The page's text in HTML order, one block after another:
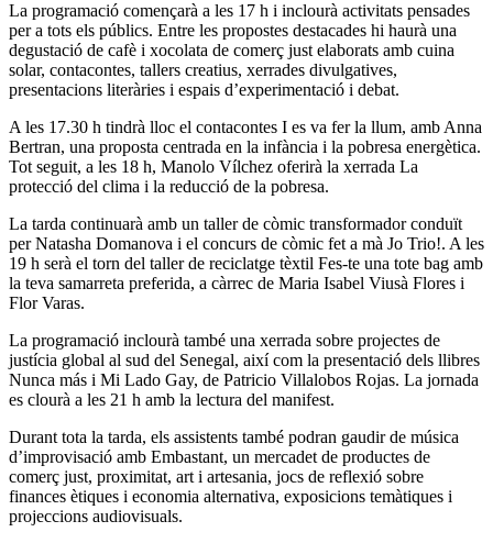
La programació començarà a les 17 h i inclourà activitats pensades
per a tots els públics. Entre les propostes destacades hi haurà una
degustació de cafè i xocolata de comerç just elaborats amb cuina
solar, contacontes, tallers creatius, xerrades divulgatives,
presentacions literàries i espais d’experimentació i debat.
A les 17.30 h tindrà lloc el contacontes I es va fer la llum, amb Anna
Bertran, una proposta centrada en la infància i la pobresa energètica.
Tot seguit, a les 18 h, Manolo Vílchez oferirà la xerrada La
protecció del clima i la reducció de la pobresa.
La tarda continuarà amb un taller de còmic transformador conduït
per Natasha Domanova i el concurs de còmic fet a mà Jo Trio!. A les
19 h serà el torn del taller de reciclatge tèxtil Fes-te una tote bag amb
la teva samarreta preferida, a càrrec de Maria Isabel Viusà Flores i
Flor Varas.
La programació inclourà també una xerrada sobre projectes de
justícia global al sud del Senegal, així com la presentació dels llibres
Nunca más i Mi Lado Gay, de Patricio Villalobos Rojas. La jornada
es clourà a les 21 h amb la lectura del manifest.
Durant tota la tarda, els assistents també podran gaudir de música
d’improvisació amb Embastant, un mercadet de productes de
comerç just, proximitat, art i artesania, jocs de reflexió sobre
finances ètiques i economia alternativa, exposicions temàtiques i
projeccions audiovisuals.